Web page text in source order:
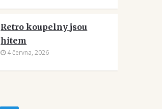
Retro koupelny jsou
hitem
4 června, 2026